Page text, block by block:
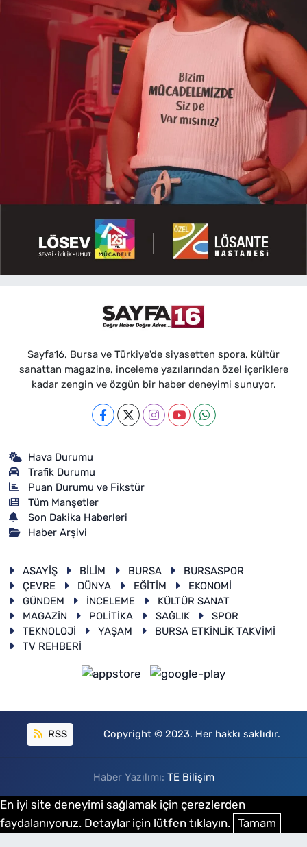
Sayfa16, Bursa ve Türkiye'de siyasetten spora, kültür
sanattan magazine, inceleme yazılarından özel içeriklere
kadar zengin ve özgün bir haber deneyimi sunuyor.
Hava Durumu
Trafik Durumu
Puan Durumu ve Fikstür
Tüm Manşetler
Son Dakika Haberleri
Haber Arşivi
ASAYİŞ BİLİM BURSA
BURSASPOR
ÇEVRE
DÜNYA EĞİTİM
EKONOMİ
GÜNDEM
İNCELEME
KÜLTÜR SANAT
MAGAZİN
POLİTİKA SAĞLIK
SPOR
TEKNOLOJİ
YAŞAM
BURSA ETKİNLİK TAKVİMİ
TV REHBERİ
RSS Copyright © 2023. Her hakkı saklıdır.
Haber Yazılımı: TE Bilişim
En iyi site deneyimi sağlamak için çerezlerden
faydalanıyoruz. Detaylar için lütfen tıklayın. Tamam